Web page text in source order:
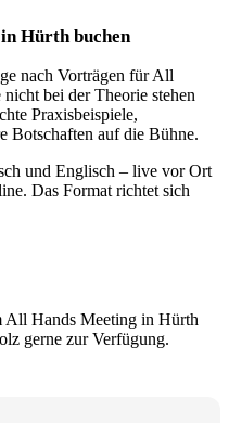
Hürth buchen
nach Vorträgen für All
bei der Theorie stehen
Praxisbeispiele,
Botschaften auf die Bühne.
und Englisch – live vor Ort
Das Format richtet sich
All Hands Meeting in Hürth
gerne zur Verfügung.